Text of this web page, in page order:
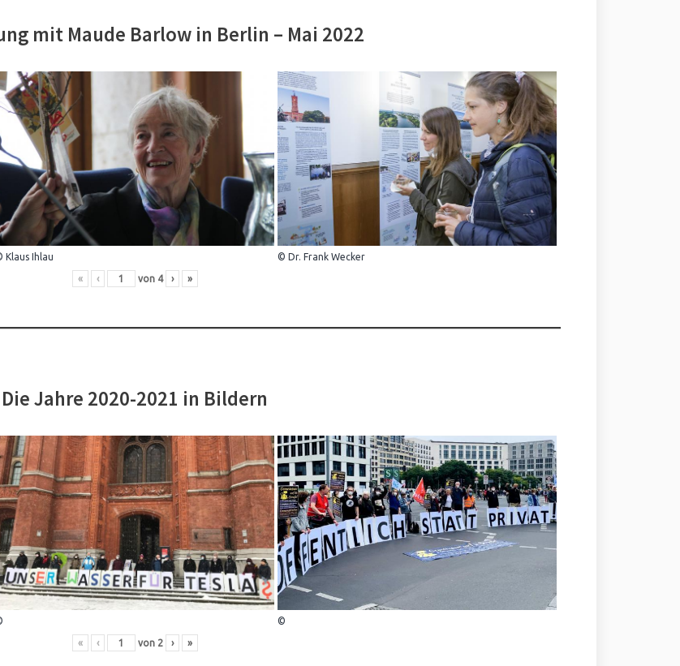
mit Maude Barlow in Berlin – Mai 2022
Klaus Ihlau © Dr. Frank Wecker
« ‹ von 4 › »
Die Jahre 2020-2021 in Bildern
©
« ‹ von 2 › »